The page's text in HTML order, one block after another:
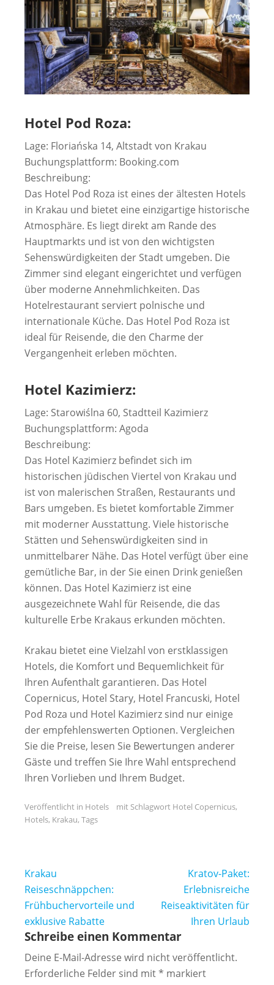
Hotel Pod Roza:
Lage: Floriańska 14, Altstadt von Krakau
Buchungsplattform: Booking.com
Beschreibung:
Das Hotel Pod Roza ist eines der ältesten Hotels
in Krakau und bietet eine einzigartige historische
Atmosphäre. Es liegt direkt am Rande des
Hauptmarkts und ist von den wichtigsten
Sehenswürdigkeiten der Stadt umgeben. Die
Zimmer sind elegant eingerichtet und verfügen
über moderne Annehmlichkeiten. Das
Hotelrestaurant serviert polnische und
internationale Küche. Das Hotel Pod Roza ist
ideal für Reisende, die den Charme der
Vergangenheit erleben möchten.
Hotel Kazimierz:
Lage: Starowiślna 60, Stadtteil Kazimierz
Buchungsplattform: Agoda
Beschreibung:
Das Hotel Kazimierz befindet sich im
historischen jüdischen Viertel von Krakau und
ist von malerischen Straßen, Restaurants und
Bars umgeben. Es bietet komfortable Zimmer
mit moderner Ausstattung. Viele historische
Stätten und Sehenswürdigkeiten sind in
unmittelbarer Nähe. Das Hotel verfügt über eine
gemütliche Bar, in der Sie einen Drink genießen
können. Das Hotel Kazimierz ist eine
ausgezeichnete Wahl für Reisende, die das
kulturelle Erbe Krakaus erkunden möchten.
Krakau bietet eine Vielzahl von erstklassigen
Hotels, die Komfort und Bequemlichkeit für
Ihren Aufenthalt garantieren. Das Hotel
Copernicus, Hotel Stary, Hotel Francuski, Hotel
Pod Roza und Hotel Kazimierz sind nur einige
der empfehlenswerten Optionen. Vergleichen
Sie die Preise, lesen Sie Bewertungen anderer
Gäste und treffen Sie Ihre Wahl entsprechend
Ihren Vorlieben und Ihrem Budget.
Veröffentlicht in Hotels mit Schlagwort Hotel Copernicus,
Hotels, Krakau, Tags
Beitragsnavigation
Krakau
Reiseschnäppchen:
Frühbuchervorteile und
exklusive Rabatte
Kratov-Paket:
Erlebnisreiche
Reiseaktivitäten für
Ihren Urlaub
Schreibe einen Kommentar
Deine E-Mail-Adresse wird nicht veröffentlicht.
Erforderliche Felder sind mit* markiert